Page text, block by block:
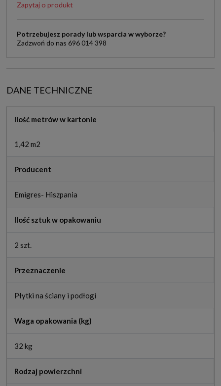
Zapytaj o produkt
Potrzebujesz porady lub wsparcia w wyborze?
Zadzwoń do nas 696 014 398
DANE TECHNICZNE
Ilość metrów w kartonie
1,42 m2
Producent
Emigres- Hiszpania
Ilość sztuk w opakowaniu
2 szt.
Przeznaczenie
Płytki na ściany i podłogi
Waga opakowania (kg)
32 kg
Rodzaj powierzchni